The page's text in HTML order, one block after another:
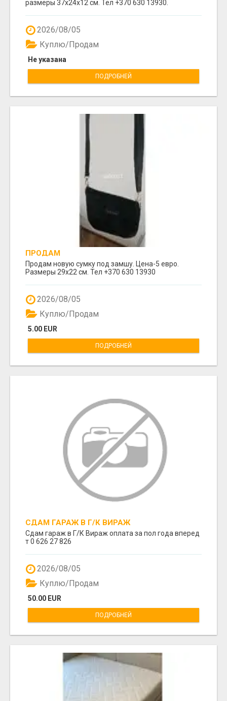
размеры 37x24x12 cм. Тел +370 630 13930.
2026/08/05
Не указана
Куплю/Продам
ПОДРОБНЕЙ
ПРОДАМ
Продам новую сумку под замшу. Цена-5 евро.
Размеры 29х22 см. Тел +370 630 13930
2026/08/05
5.00 EUR
Куплю/Продам
ПОДРОБНЕЙ
СДАМ ГАРАЖ В Г/К ВИРАЖ
Сдам гараж в Г/К Вираж оплата за пол года вперед
т 0 626 27 826
2026/08/05
50.00 EUR
Куплю/Продам
ПОДРОБНЕЙ